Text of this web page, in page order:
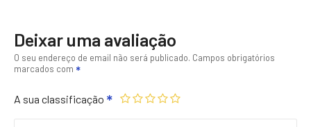
Deixar uma avaliação
O seu endereço de email não será publicado. Campos obrigatórios
marcados com
A sua classificação